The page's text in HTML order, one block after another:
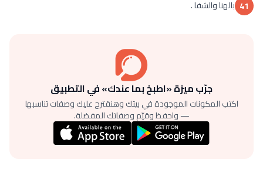
41 بالهنا والشفا .
جرّب ميزة «اطبخ بما عندك» في التطبيق
اكتب المكونات الموجودة في بيتك وهنقترح عليك وصفات تناسبها
— واحفظ وقيّم وصفاتك المفضلة.